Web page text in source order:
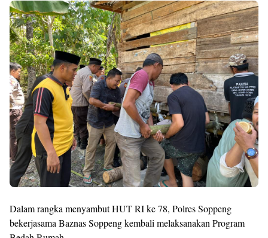
Premium
By
Raushan
Design
With
Shroff
Templates
Dalam rangka menyambut HUT RI ke 78, Polres Soppeng
bekerjasama Baznas Soppeng kembali melaksanakan Program